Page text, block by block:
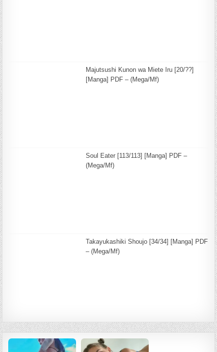
Majutsushi Kunon wa Miete Iru [20/??]
[Manga] PDF – (Mega/Mf)
Soul Eater [113/113] [Manga] PDF –
(Mega/Mf)
Takayukashiki Shoujo [34/34] [Manga] PDF
– (Mega/Mf)